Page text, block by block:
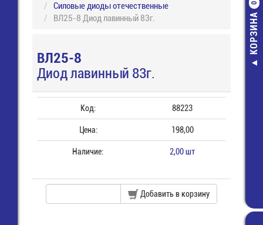
КОРЗИНА
0
Силовые диоды отечественные
ВЛ25-8 Диод лавинный 83г.
ВЛ25-8
Диод лавинный 83г.
Код: 88223
Цена: 198,00
Наличие: 2,00 шт
Добавить в корзину